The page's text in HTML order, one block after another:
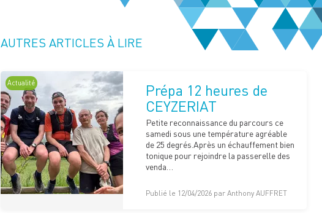
AUTRES ARTICLES À LIRE
Actualité
Prépa 12 heures de
CEYZERIAT
Petite reconnaissance du parcours ce
samedi sous une température agréable
de 25 degrés.Après un échauffement bien
tonique pour rejoindre la passerelle des
venda…
Publié le 12/04/2026 par Anthony AUFFRET